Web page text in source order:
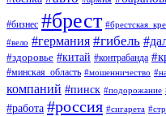
#бизнес #брест
#вело #германия #гибель
#здоровье #китай #контрабанда
#минская_область #мошенничество
компаний #пинск #подорожание
#работа #россия #сигарета